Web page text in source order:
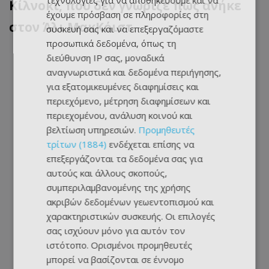
Κίλνοκι, που δεν γνώριζε πως ανήκε
στον Άλι ΜακΚόιστ.
έχουμε πρόσβαση σε πληροφορίες στη
συσκευή σας και να επεξεργαζόμαστε
προσωπικά δεδομένα, όπως τη
διεύθυνση IP σας, μοναδικά
αναγνωριστικά και δεδομένα περιήγησης,
για εξατομικευμένες διαφημίσεις και
περιεχόμενο, μέτρηση διαφημίσεων και
περιεχομένου, ανάλυση κοινού και
βελτίωση υπηρεσιών. Προμηθευτές
τρίτων (1884) ενδέχεται επίσης να
επεξεργάζονται τα δεδομένα σας για
αυτούς και άλλους σκοπούς,
συμπεριλαμβανομένης της χρήσης
ακριβών δεδομένων γεωεντοπισμού και
χαρακτηριστικών συσκευής. Οι επιλογές
σας ισχύουν μόνο για αυτόν τον
ιστότοπο. Ορισμένοι προμηθευτές
μπορεί να βασίζονται σε έννομο